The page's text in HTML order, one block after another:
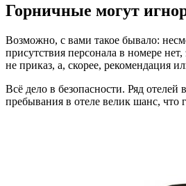
Горничные могут
Возможно, с вами такое бывало:
присутствия персонала в номере
не приказ, а, скорее, рекомендация
Всё дело в безопасности. Ряд
пребывания в отеле велик шанс, что